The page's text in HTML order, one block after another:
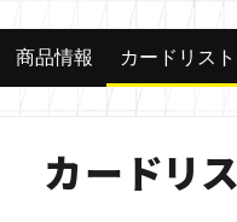
商品情報 カードリスト
カードリ